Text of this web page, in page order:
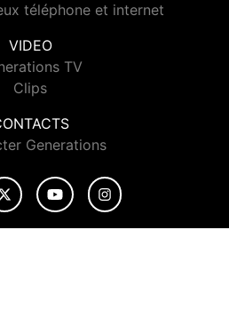
téléphone et internet
VIDEO
TV
Clips
Generations